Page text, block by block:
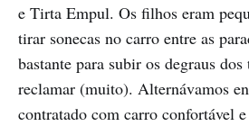
e Tirta Empul. Os filhos eram
tirar sonecas no carro entre as
bastante para subir os degraus
reclamar (muito). Alternávamos
contratado com carro confortável